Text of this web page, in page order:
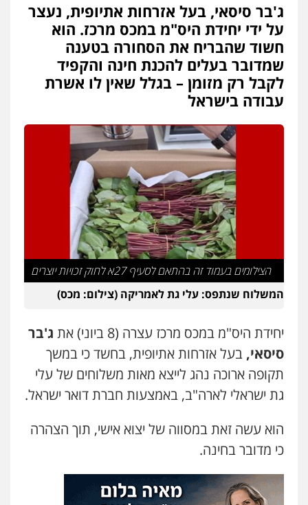
ג'בר סיסאי, בעל אזרחות אתיופית, נעצר
על ידי יחידת היס"מ במכס מרכז. הוא
חשוד שהבריח את הסחורה בטענה
שמדובר בעלים להכנת חינה והקפיד
לקבל רק מזומן – בגלל שאין לו אשרת
עבודה בישראל
הצילומים בעמוד זה בהתאם לסעיף 27א לחוק זכויות יוצרים
המשלוח שנתפס: עלי גת לאמריקה (צילום: מכס)
יחידת היס"מ במכס מרכז עצרה (8 ביוני) את
ג'בר
סיסאי, בעל אזרחות אתיופית, בחשד כי במשך
תקופה ארוכה נהג לייצא מאות משלוחים של עלי
גת ישראלי לארה"ב, באמצעות חברת דואר ישראל.
הוא עשה זאת במסווה של יצוא אישי, תוך הצהרה
כי מדובר בחינה.